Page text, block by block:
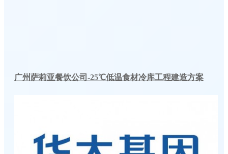
广州萨莉亚餐饮公司-25℃低温食材冷库工程建造方案